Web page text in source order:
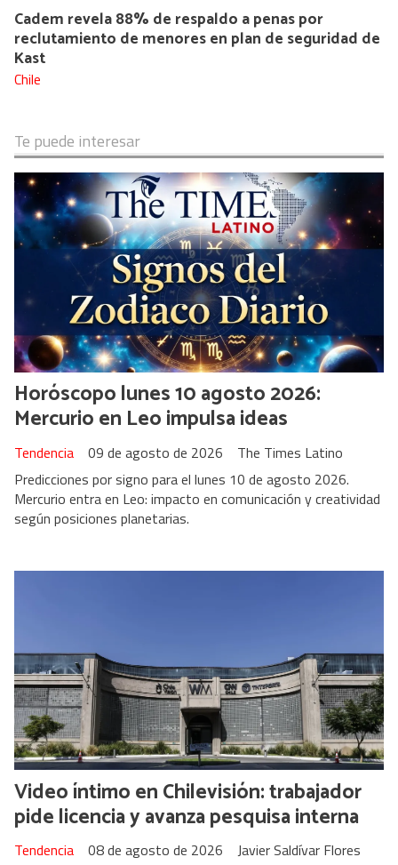
Cadem revela 88% de respaldo a penas por
reclutamiento de menores en plan de seguridad de
Kast
Chile
Te puede interesar
Horóscopo lunes 10 agosto 2026:
Mercurio en Leo impulsa ideas
The Times Latino
Tendencia
09 de agosto de 2026
Predicciones por signo para el lunes 10 de agosto 2026.
Mercurio entra en Leo: impacto en comunicación y creatividad
según posiciones planetarias.
Video íntimo en Chilevisión: trabajador
pide licencia y avanza pesquisa interna
Javier Saldívar Flores
Tendencia
08 de agosto de 2026